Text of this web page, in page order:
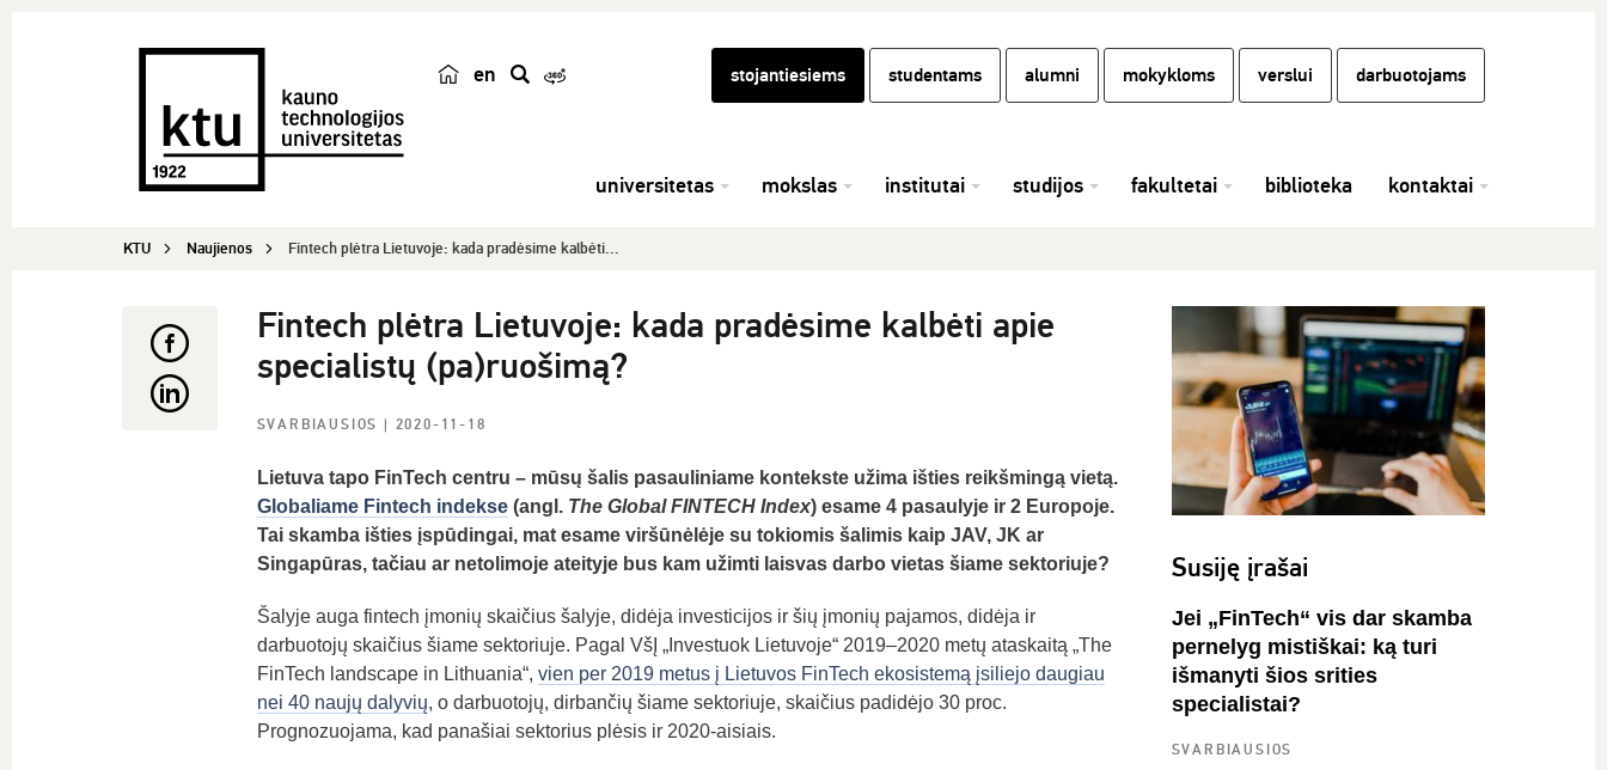
en
k
stojantiesiems studentams alumni mokykloms verslui darbuotojams
universitetas mokslas institutai studijos fakultetai biblioteka kontaktai
KTU Naujienos Fintech plėtra Lietuvoje: kada pradėsime kalbėti...
Fintech plėtra Lietuvoje: kada pradėsime kalbėti apie
specialistų (pa)ruošimą?
SVARBIAUSIOS | 2020-11-18
Lietuva tapo FinTech centru – mūsų šalis pasauliniame kontekste užima išties reikšmingą vietą.
Globaliame Fintech indekse(angl. The Global FINTECH Index) esame 4 pasaulyje ir 2 Europoje.
Tai skamba išties įspūdingai, mat esame viršūnėlėje su tokiomis šalimis kaip JAV, JK ar
Singapūras, tačiau ar netolimoje ateityje bus kam užimti laisvas darbo vietas šiame sektoriuje?
Šalyje auga fintech įmonių skaičius šalyje, didėja investicijos ir šių įmonių pajamos, didėja ir
darbuotojų skaičius šiame sektoriuje. Pagal VšĮ „Investuok Lietuvoje“ 2019–2020 metų ataskaitą „The
FinTech landscape in Lithuania“, vien per 2019 metus į Lietuvos FinTech ekosistemą įsiliejo daugiau
nei 40 naujų dalyvių, o darbuotojų, dirbančių šiame sektoriuje, skaičius padidėjo 30 proc.
Prognozuojama, kad panašiai sektorius plėsis ir 2020-aisiais.
Susiję įrašai
Jei „FinTech“ vis dar skamba
pernelyg mistiškai: ką turi
išmanyti šios srities
specialistai?
SVARBIAUSIOS